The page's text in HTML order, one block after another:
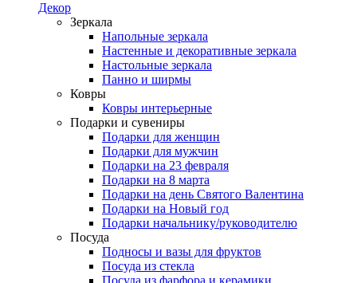
Декор
Зеркала
Напольные зеркала
Настенные и декоративные зеркала
Настольные зеркала
Панно и ширмы
Ковры
Ковры интерьерные
Подарки и сувениры
Подарки для женщин
Подарки для мужчин
Подарки на 23 февраля
Подарки на 8 марта
Подарки на день Святого Валентина
Подарки на Новый год
Подарки начальнику/руководителю
Посуда
Подносы и вазы для фруктов
Посуда из стекла
Посуда из фарфора и керамики